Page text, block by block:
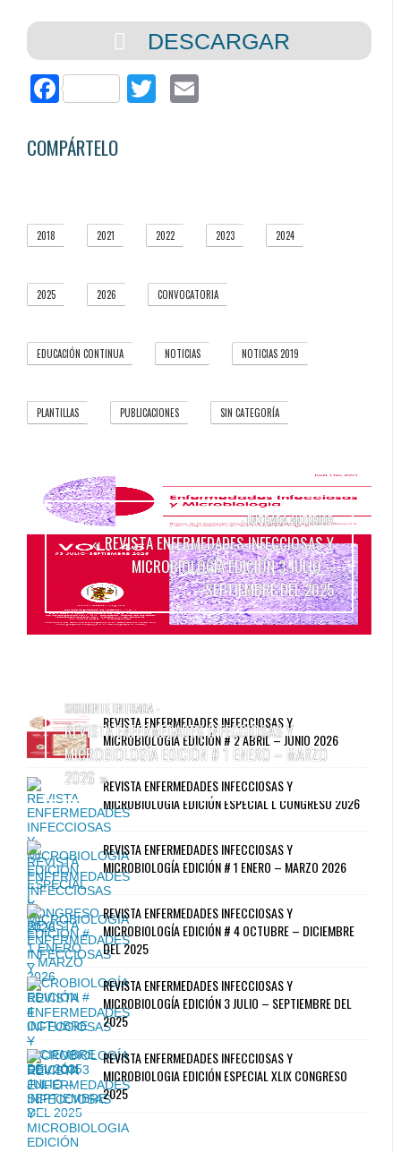
DESCARGAR
FacebookTwitter
COMPÁRTELO
2018 2021 2022 2023 2024
2025 2026 CONVOCATORIA
EDUCACIÓN CONTINUA NOTICIAS NOTICIAS 2019
PLANTILLAS PUBLICACIONES SIN CATEGORÍA
- ENTRADA ANTERIOR
«REVISTA ENFERMEDADES INFECCIOSAS Y
MICROBIOLOGÍA EDICIÓN 3 JULIO –
SEPTIEMBRE DEL 2025
SIGUIENTE ENTRADA -
REVISTA ENFERMEDADES INFECCIOSAS Y
MICROBIOLOGÍA EDICIÓN # 1 ENERO – MARZO
2026 »
REVISTA ENFERMEDADES INFECCIOSAS Y
MICROBIOLOGÍA EDICIÓN # 2 ABRIL – JUNIO 2026
REVISTA ENFERMEDADES INFECCIOSAS Y
MICROBIOLOGIA EDICIÓN ESPECIAL L CONGRESO 2026
REVISTA ENFERMEDADES INFECCIOSAS Y
MICROBIOLOGÍA EDICIÓN # 1 ENERO – MARZO 2026
REVISTA ENFERMEDADES INFECCIOSAS Y
MICROBIOLOGÍA EDICIÓN # 4 OCTUBRE – DICIEMBRE
DEL 2025
REVISTA ENFERMEDADES INFECCIOSAS Y
MICROBIOLOGÍA EDICIÓN 3 JULIO – SEPTIEMBRE DEL
2025
REVISTA ENFERMEDADES INFECCIOSAS Y
MICROBIOLOGIA EDICIÓN ESPECIAL XLIX CONGRESO
2025